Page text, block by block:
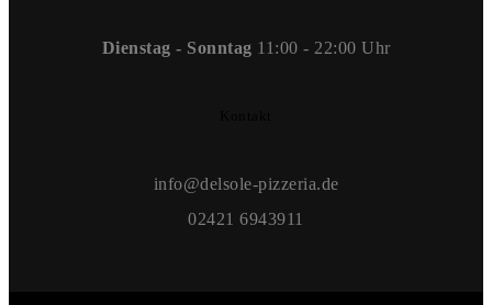
Dienstag - Sonntag 11:00 - 22:00 Uhr
info@delsole-pizzeria.de
02421 6943911